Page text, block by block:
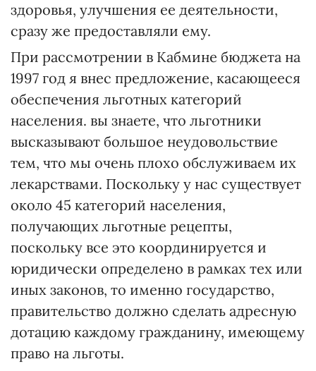
здоровья, улучшения ее деятельности,
сразу же предоставляли ему.
При рассмотрении в Кабмине бюджета на
1997 год я внес предложение, касающееся
обеспечения льготных категорий
населения. вы знаете, что льготники
высказывают большое неудовольствие
тем, что мы очень плохо обслуживаем их
лекарствами. Поскольку у нас существует
около 45 категорий населения,
получающих льготные рецепты,
поскольку все это координируется и
юридически определено в рамках тех или
иных законов, то именно государство,
правительство должно сделать адресную
дотацию каждому гражданину, имеющему
право на льготы.